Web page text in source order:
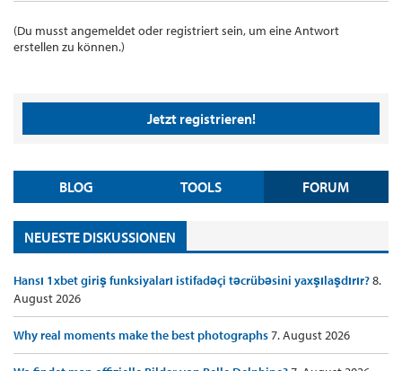
(Du musst angemeldet oder registriert sein, um eine Antwort
erstellen zu können.)
Jetzt registrieren!
BLOG TOOLS FORUM
NEUESTE DISKUSSIONEN
Hansı 1xbet giriş funksiyaları istifadəçi təcrübəsini yaxşılaşdırır?8.
August 2026
Why real moments make the best photographs7. August 2026